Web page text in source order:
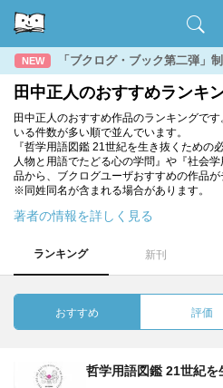
NEW 「ブクログ・ブック第二弾」
田中正人のおすすめランキ
田中正人のおすすめ作品のランキングで
いる件数が多い順で並んでいます。
『哲学用語図鑑 21世紀を生き抜くための
人物と用語でたどる心の学問』や『社会
品から、ブクログユーザおすすめの作品が
※同姓同名が含まれる場合があります。
著者の情報を詳しく見る
ランキング 新刊
おすすめ 評価
哲学用語図鑑 21世紀を